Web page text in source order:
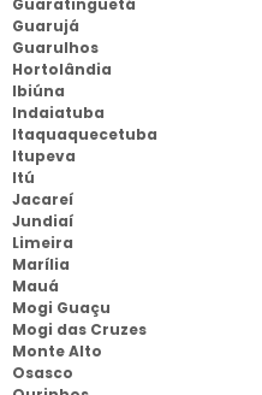
Guaratinguetá
Guarujá
Guarulhos
Hortolândia
Ibiúna
Indaiatuba
Itaquaquecetuba
Itupeva
Itú
Jacareí
Jundiaí
Limeira
Marília
Mauá
Mogi Guaçu
Mogi das Cruzes
Monte Alto
Osasco